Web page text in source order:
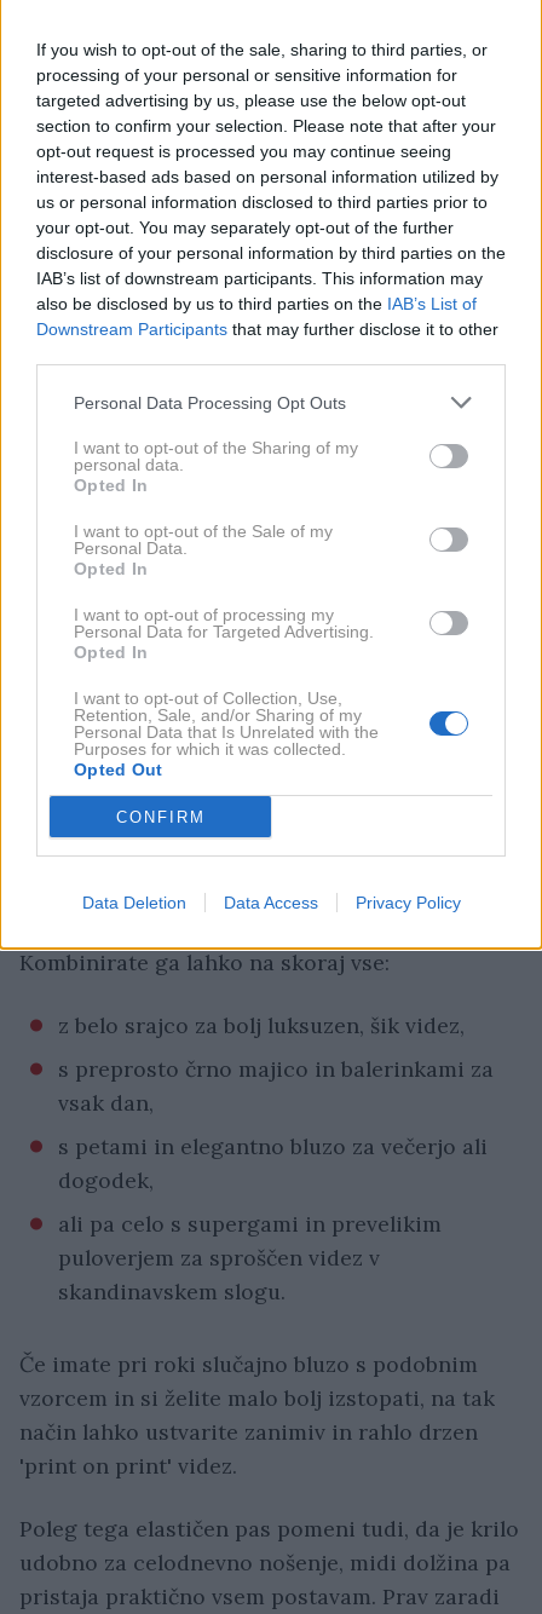
If you wish to opt-out of the sale, sharing to third parties, or
processing of your personal or sensitive information for
targeted advertising by us, please use the below opt-out
section to confirm your selection. Please note that after your
opt-out request is processed you may continue seeing
interest-based ads based on personal information utilized by
us or personal information disclosed to third parties prior to
your opt-out. You may separately opt-out of the further
disclosure of your personal information by third parties on the
IAB’s list of downstream participants. This information may
also be disclosed by us to third parties on the IAB’s List of
Downstream Participants that may further disclose it to other
Personal Data Processing Opt Outs
I want to opt-out of the Sharing of my
personal data.
Opted In
I want to opt-out of the Sale of my
Personal Data.
Opted In
I want to opt-out of processing my
Personal Data for Targeted Advertising.
Opted In
I want to opt-out of Collection, Use,
Retention, Sale, and/or Sharing of my
Personal Data that Is Unrelated with the
Purposes for which it was collected.
Opted Out
CONFIRM
Data Deletion Data Access Privacy Policy
2 / 2
šik, ki se nikoli zares ne umakne iz mode,
dodaten plus pa je plise. Plisirani materiali so
že nekaj let stalnica v trgovinah z oblačili, saj
dinamičnost. Prav zato takšno krilo deluje
precej bolj sofisticirano kot modeli iz drugačnih
materialov.
Ukradla vse poglede: Severina v
spektakularni obleki ujeta na tramvaju
Nova Zarina kolekcija je že pred izidom
povzročila norijo: za njo se skriva
odmevno ime
Kombinirate ga lahko na skoraj vse:
z belo srajco za bolj luksuzen, šik videz,
s preprosto črno majico in balerinkami za
vsak dan,
s petami in elegantno bluzo za večerjo ali
dogodek,
ali pa celo s supergami in prevelikim
puloverjem za sproščen videz v
skandinavskem slogu.
Če imate pri roki slučajno bluzo s podobnim
vzorcem in si želite malo bolj izstopati, na tak
način lahko ustvarite zanimiv in rahlo drzen
'print on print' videz.
Poleg tega elastičen pas pomeni tudi, da je krilo
udobno za celodnevno nošenje, midi dolžina pa
pristaja praktično vsem postavam. Prav zaradi